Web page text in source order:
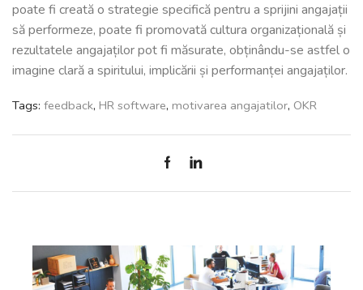
poate fi creată o strategie specifică pentru a sprijini angajații
să performeze, poate fi promovată cultura organizațională și
rezultatele angajaților pot fi măsurate, obținându-se astfel o
imagine clară a spiritului, implicării și performanței angajaților.
Tags: feedback, HR software, motivarea angajatilor, OKR